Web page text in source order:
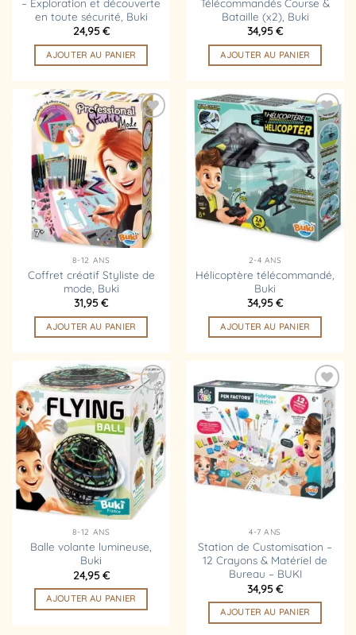
– Exploration et découverte
en toute sécurité, Buki
24,95€
AJOUTER AU PANIER
Télécommandés Course &
Bataille (x2), Buki
34,95€
AJOUTER AU PANIER
Ajouter
à la
liste
d’envies
8-12 ANS
Coffret créatif Styliste de
mode, Buki
31,95€
AJOUTER AU PANIER
Ajouter
à la
liste
d’envies
2-4 ANS
Hélicoptère télécommandé,
Buki
34,95€
AJOUTER AU PANIER
Ajouter
à la
liste
d’envies
8-12 ANS
Balle volante lumineuse,
Buki
24,95€
AJOUTER AU PANIER
Ajouter
à la
liste
d’envies
4-7 ANS
Station de Customisation –
12 Crayons & Matériel de
Bureau – BUKI
34,95€
AJOUTER AU PANIER